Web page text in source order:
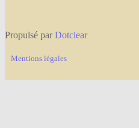
Propulsé parDotclear
Mentions légales